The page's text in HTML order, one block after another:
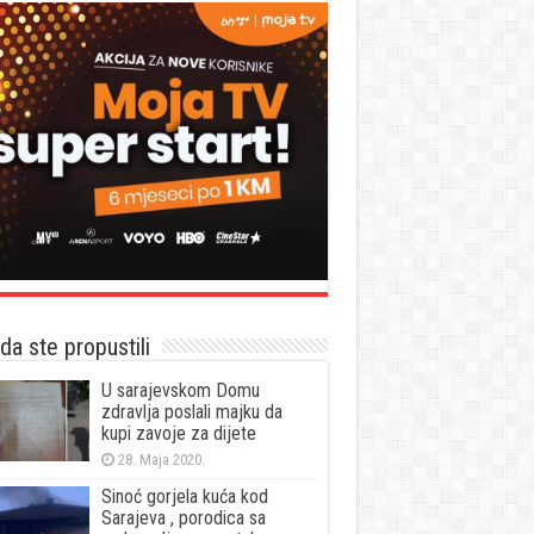
ste propustili
U sarajevskom Domu
zdravlja poslali majku da
kupi zavoje za dijete
28. Maja 2020.
Sinoć gorjela kuća kod
Sarajeva , porodica sa